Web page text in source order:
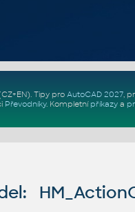
. Tipy pro AutoCAD 2027,
Převodníky. Kompletní příkazya